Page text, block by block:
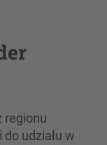
regionu
udziału w